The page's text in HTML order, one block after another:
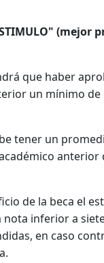
(mejor
que haber
un mínimo de
tener un
anterior
de la beca el
inferior a
en caso